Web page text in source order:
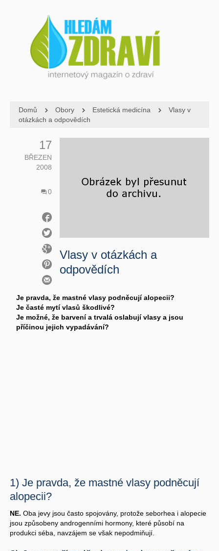
Domů Obory Estetická medicína
Vlasy v
otázkách a odpovědích
17
BŘEZEN
2008
0
Vlasy v otázkách a
odpovědích
Je pravda, že mastné vlasy podněcují alopecii?
Je časté mytí vlasů škodlivé?
Je možné, že barvení a trvalá oslabují vlasy a jsou
příčinou jejich vypadávání?
1) Je pravda, že mastné vlasy podněcují
alopecii?
NE. Oba jevy jsou často spojovány, protože seborhea i alopecie
jsou způsobeny androgenními hormony, které působí na
produkci séba, navzájem se však nepodmiňují.